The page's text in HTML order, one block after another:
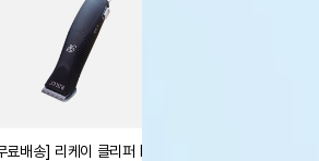
료배송] 리케이 클리퍼 RK-